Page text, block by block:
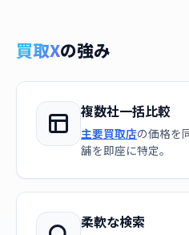
買取Xの強み
複数社一括比較
主要買取店の価格を
舗を即座に特定。
柔軟な検索